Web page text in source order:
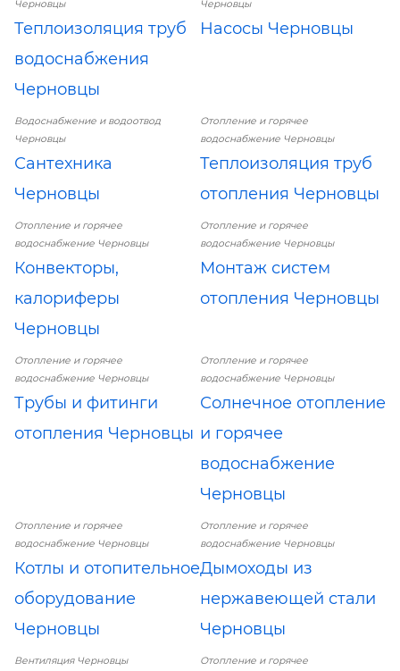
Черновцы
Теплоизоляция труб
водоснабжения
Черновцы
Черновцы
Насосы Черновцы
Водоснабжение и водоотвод
Черновцы
Сантехника
Черновцы
Отопление и горячее
водоснабжение Черновцы
Теплоизоляция труб
отопления Черновцы
Отопление и горячее
водоснабжение Черновцы
Конвекторы,
калориферы
Черновцы
Отопление и горячее
водоснабжение Черновцы
Монтаж систем
отопления Черновцы
Отопление и горячее
водоснабжение Черновцы
Трубы и фитинги
отопления Черновцы
Отопление и горячее
водоснабжение Черновцы
Солнечное отопление
и горячее
водоснабжение
Черновцы
Отопление и горячее
водоснабжение Черновцы
Котлы и отопительное
оборудование
Черновцы
Отопление и горячее
водоснабжение Черновцы
Дымоходы из
нержавеющей стали
Черновцы
Вентиляция Черновцы
Отопление и горячее